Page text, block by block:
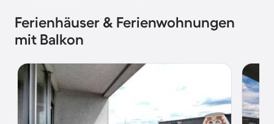
Ferienhäuser & Ferienwohnungen
mit Balkon